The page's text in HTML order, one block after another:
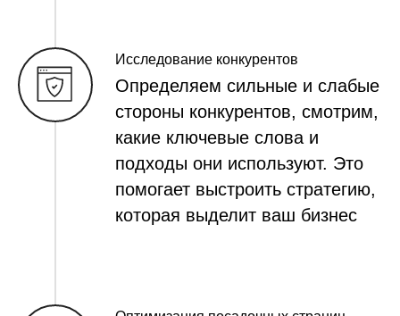
Исследование конкурентов
Определяем сильные и слабые
стороны конкурентов, смотрим,
какие ключевые слова и
подходы они используют. Это
помогает выстроить стратегию,
которая выделит ваш бизнес